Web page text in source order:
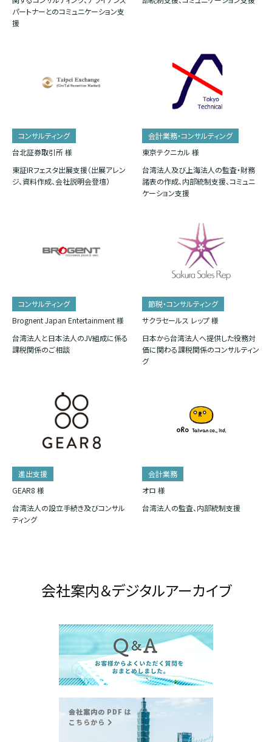
パートナーとのコミュニケーション支
援
コンサルティング
台北証券取引所 様
東証IRフェスタ出展支援（出展アレン
ジ、資料作成、会社説明会登壇）
会計業務・コンサルティング
東京テクニカル 様
台湾法人及び上海法人の監査・財務
諸表の作成、内部統制支援、コミュニ
ケーション支援
コンサルティング
Brognent Japan Entertainment 様
台湾法人と日本法人のJV組成に係る
課税関係のご相談
節税・コンサルティング
サクラセールス レップ 様
日本から台湾法人へ提供した役務対
価に関わる課税関係のコンサルティン
グ
進出支援
GEAR8 様
台湾法人の設立手続き及びコンサル
ティング
会計業務
オロ 様
台湾法人の監査、内部統制支援
会社案内＆デジタルアーカイブ